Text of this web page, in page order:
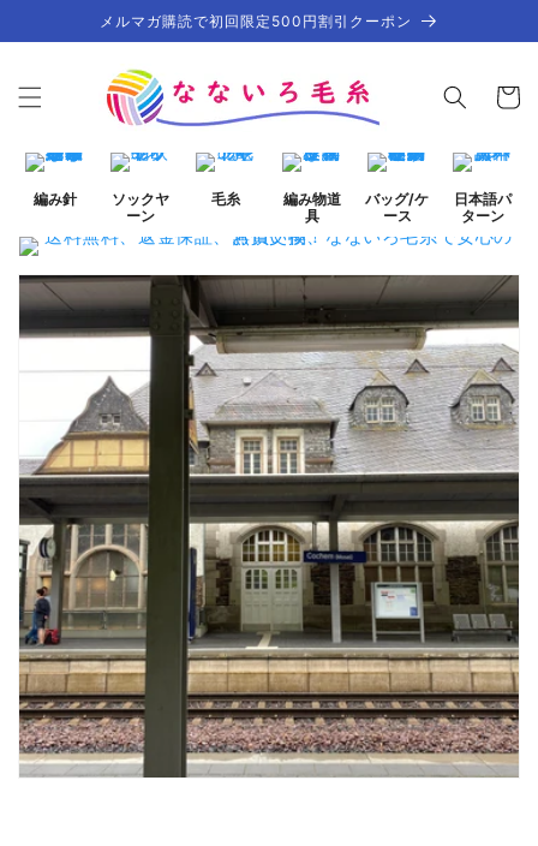
進む
メルマガ購読で初回限定500円割引クーポン
ー
編み針
ソックヤ
ーン
毛糸
編み物道
具
バッグ/ケ
ース
日本語パ
ターン